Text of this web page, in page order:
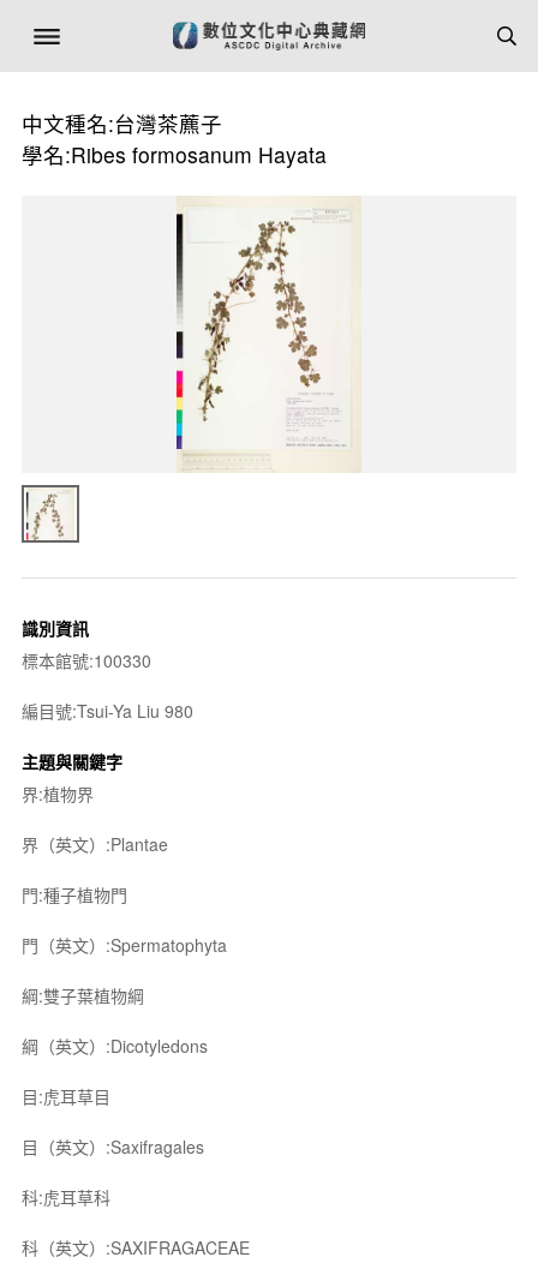
中文種名:台灣茶藨子
學名:Ribes formosanum Hayata
識別資訊
標本館號:100330
編目號:Tsui-Ya Liu 980
主題與關鍵字
界:植物界
界（英文）:Plantae
門:種子植物門
門（英文）:Spermatophyta
綱:雙子葉植物綱
綱（英文）:Dicotyledons
目:虎耳草目
目（英文）:Saxifragales
科:虎耳草科
科（英文）:SAXIFRAGACEAE